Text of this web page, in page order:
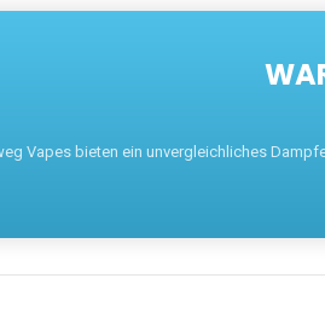
Vapes bieten ein unvergleichliches